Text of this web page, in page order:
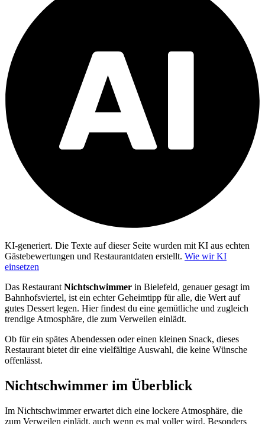
KI-generiert. Die Texte auf dieser Seite wurden mit KI aus echten
Gästebewertungen und Restaurantdaten erstellt. Wie wir KI
einsetzen
Das Restaurant Nichtschwimmer in Bielefeld, genauer gesagt im
Bahnhofsviertel, ist ein echter Geheimtipp für alle, die Wert auf
gutes Dessert legen. Hier findest du eine gemütliche und zugleich
trendige Atmosphäre, die zum Verweilen einlädt.
Ob für ein spätes Abendessen oder einen kleinen Snack, dieses
Restaurant bietet dir eine vielfältige Auswahl, die keine Wünsche
offenlässt.
Nichtschwimmer im Überblick
Im Nichtschwimmer erwartet dich eine lockere Atmosphäre, die
zum Verweilen einlädt, auch wenn es mal voller wird. Besonders